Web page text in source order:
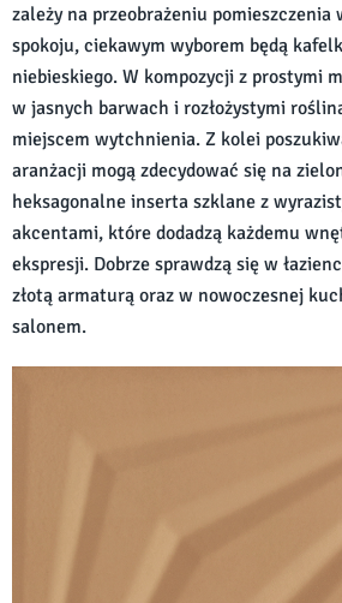
zależy na przeobrażeniu pomieszczenia
spokoju, ciekawym wyborem będą
niebieskiego. W kompozycji z prostymi
w jasnych barwach i rozłożystymi
miejscem wytchnienia. Z kolei
aranżacji mogą zdecydować się na
heksagonalne inserta szklane z
akcentami, które dodadzą każdemu
ekspresji. Dobrze sprawdzą się w
złotą armaturą oraz w nowoczesnej
salonem.